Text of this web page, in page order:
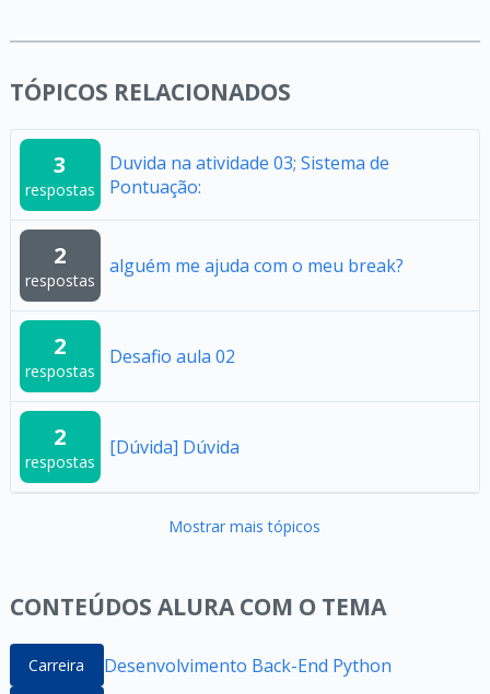
TÓPICOS RELACIONADOS
3
respostas
Duvida na atividade 03; Sistema de
Pontuação:
2
respostas
alguém me ajuda com o meu break?
2
respostas
Desafio aula 02
2
respostas
[Dúvida] Dúvida
Mostrar mais tópicos
CONTEÚDOS ALURA COM O TEMA
Carreira Desenvolvimento Back-End Python